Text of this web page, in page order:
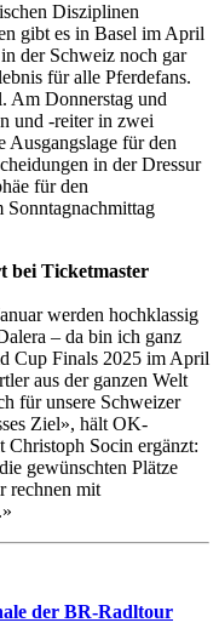
Disziplinen
gibt es in Basel im April
der Schweiz noch gar
für alle Pferdefans.
Am Donnerstag und
und -reiter in zwei
Ausgangslage für den
in der Dressur
für den
bei Ticketmaster
werden hochklassig
– da bin ich ganz
Cup Finals 2025 im April
aus der ganzen Welt
für unsere Schweizer
Ziel», hält OK-
Christoph Socin ergänzt:
gewünschten Plätze
rechnen mit
der BR-Radltour